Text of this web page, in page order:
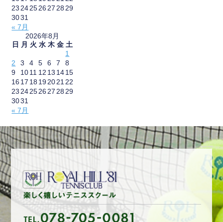
« 7月
23 242526 27 28 29
3031
2026年8月
日
月 火 水 木 金 土
« 7月
1
2
3 4 5 6 7
8
9
1011 12 13 1415
16 17 18 192021 22
23 242526 27 28 29
3031